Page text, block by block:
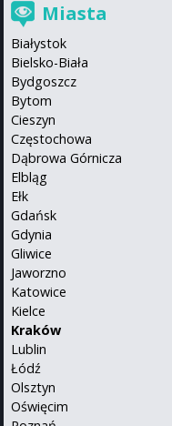
Miasta
Białystok
Bielsko-Biała
Bydgoszcz
Bytom
Cieszyn
Częstochowa
Dąbrowa Górnicza
Elbląg
Ełk
Gdańsk
Gdynia
Gliwice
Jaworzno
Katowice
Kielce
Kraków
Lublin
Łódź
Olsztyn
Oświęcim